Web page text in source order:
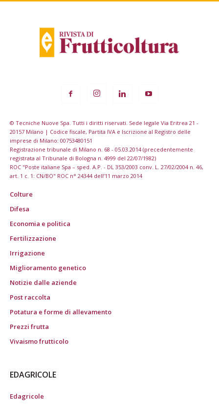
© Tecniche Nuove Spa. Tutti i diritti riservati. Sede legale Via Eritrea 21 -
20157 Milano | Codice fiscale, Partita IVA e Iscrizione al Registro delle
imprese di Milano: 00753480151
Registrazione tribunale di Milano n. 68 - 05.03.2014 (precedentemente
registrata al Tribunale di Bologna n. 4999 del 22/07/1982)
ROC "Poste italiane Spa – sped. A.P. - DL 353/2003 conv. L. 27/02/2004 n. 46,
art. 1 c. 1: CN/BO" ROC n° 24344 dell’11 marzo 2014
Colture
Difesa
Economia e politica
Fertilizzazione
Irrigazione
Miglioramento genetico
Notizie dalle aziende
Post raccolta
Potatura e forme di allevamento
Prezzi frutta
Vivaismo frutticolo
EDAGRICOLE
Edagricole